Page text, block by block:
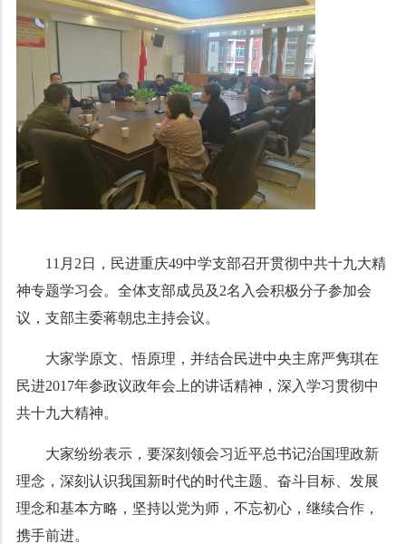
11月2日，民进重庆49中学支部召开贯彻中共十九大精
神专题学习会。全体支部成员及2名入会积极分子参加会
议，支部主委蒋朝忠主持会议。
大家学原文、悟原理，并结合民进中央主席严隽琪在
民进2017年参政议政年会上的讲话精神，深入学习贯彻中
共十九大精神。
大家纷纷表示，要深刻领会习近平总书记治国理政新
理念，深刻认识我国新时代的时代主题、奋斗目标、发展
理念和基本方略，坚持以党为师，不忘初心，继续合作，
携手前进。